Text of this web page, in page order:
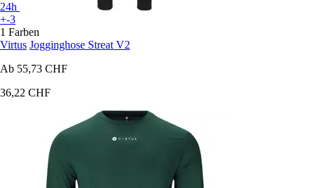
24h
+-3
1 Farben
Virtus Jogginghose Streat V2
Ab 55,73 CHF
36,22 CHF